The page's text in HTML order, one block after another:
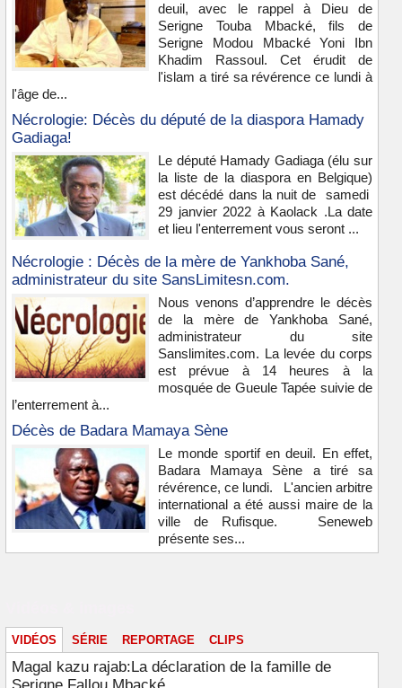
deuil, avec le rappel à Dieu de
Serigne Touba Mbacké, fils de
Serigne Modou Mbacké Yoni Ibn
Khadim Rassoul. Cet érudit de
l'islam a tiré sa révérence ce lundi à
l'âge de...
Nécrologie: Décès du député de la diaspora Hamady
Gadiaga!
Le député Hamady Gadiaga (élu sur
la liste de la diaspora en Belgique)
est décédé dans la nuit de samedi
29 janvier 2022 à Kaolack .La date
et lieu l'enterrement vous seront ...
Nécrologie : Décès de la mère de Yankhoba Sané,
administrateur du site SansLimitesn.com.
Nous venons d’apprendre le décès
de la mère de Yankhoba Sané,
administrateur du site
Sanslimites.com. La levée du corps
est prévue à 14 heures à la
mosquée de Gueule Tapée suivie de
l’enterrement à...
Décès de Badara Mamaya Sène
Le monde sportif en deuil. En effet,
Badara Mamaya Sène a tiré sa
révérence, ce lundi. L'ancien arbitre
international a été aussi maire de la
ville de Rufisque. Seneweb
présente ses...
VIDÉOS SÉRIE REPORTAGE CLIPS
Magal kazu rajab:La déclaration de la famille de